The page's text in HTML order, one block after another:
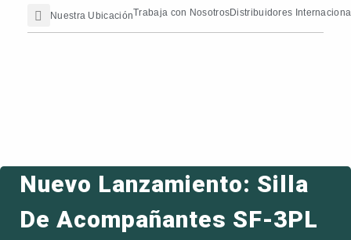
contenido
Nuestra UbicaciónTrabaja con NosotrosDistribuidores
Search
Nuevo Lanzamiento: Silla
De Acompañantes SF-3PL